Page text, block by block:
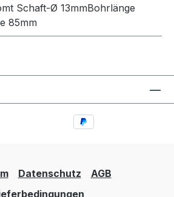
Schaft-Ø 13mmBohrlänge
85mm
Datenschutz
AGB